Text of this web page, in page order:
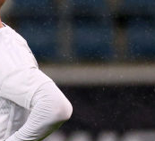
Stabia
28